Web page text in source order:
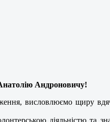
Андроновичу!
висловлюємо щиру